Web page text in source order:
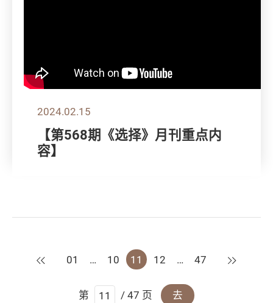
2024.02.15
【第568期《选择》月刊重点内
容】
上一页
01 … 10 11 12 … 47 下一页
第 / 47 页 去